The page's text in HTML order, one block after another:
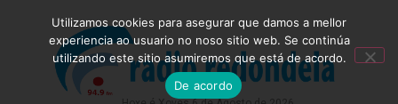
Utilizamos cookies para asegurar que damos a mellor
experiencia ao usuario no noso sitio web. Se continúa
utilizando este sitio asumiremos que está de acordo.
De acordo